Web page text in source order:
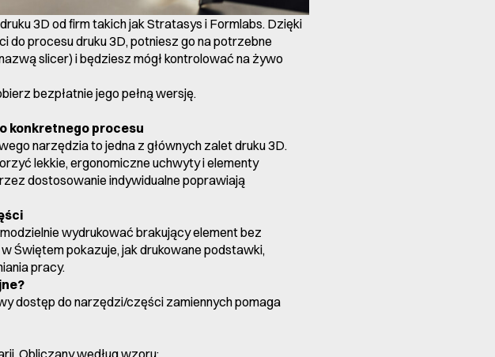
3D od firm takich jak Stratasys i Formlabs. Dzięki
do procesu druku 3D, potniesz go na potrzebne
slicer) i będziesz mógł kontrolować na żywo
bezpłatnie jego pełną wersję.
konkretnego procesu
narzędzia to jedna z głównych zalet druku 3D.
lekkie, ergonomiczne uchwyty i elementy
dostosowanie indywidualne poprawiają
wydrukować brakujący element bez
Świętem pokazuje, jak drukowane podstawki,
pracy.
dostęp do narzędzi/części zamiennych pomaga
Obliczany według wzoru: